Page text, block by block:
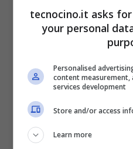
Fotocamera 8
True Tone
apertura
ultraveloce,
immagini
Videorecording
tecnocino.it asks
your personal
Personalised
content measurement,
services development
Store and/or access
Learn more